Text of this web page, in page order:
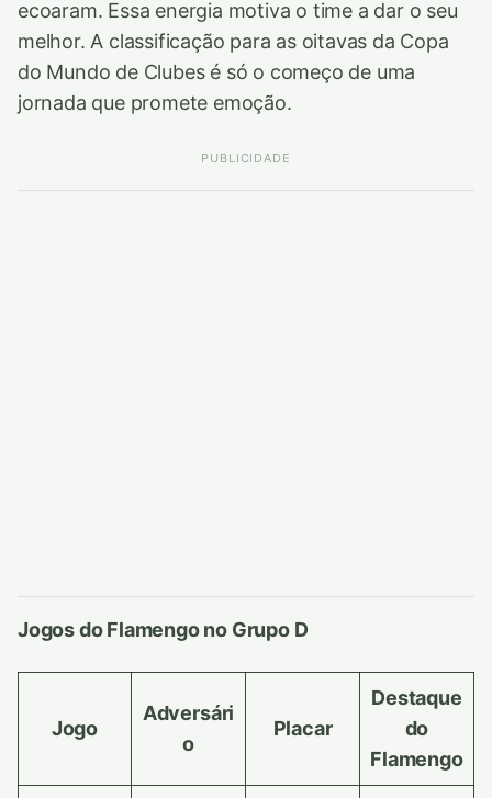
ecoaram. Essa energia motiva o time a dar o seu
melhor. A classificação para as oitavas da Copa
do Mundo de Clubes é só o começo de uma
jornada que promete emoção.
PUBLICIDADE
Jogos do Flamengo no Grupo D
Jogo
Adversári
o
Placar
Destaque
do
Flamengo